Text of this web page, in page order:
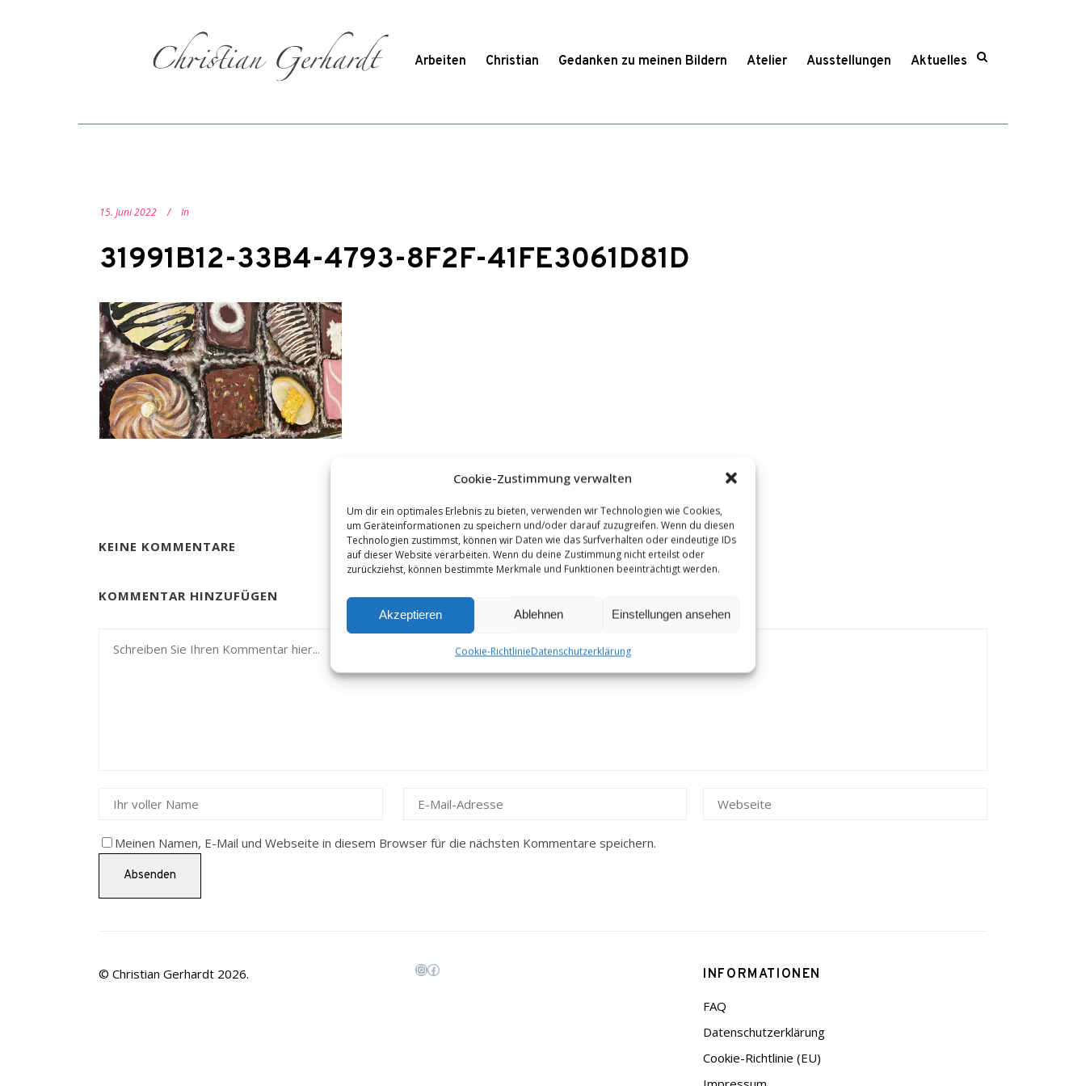
Cookie-Zustimmung verwalten
Um dir ein optimales Erlebnis zu bieten, verwenden wir Technologien wie Cookies,
um Geräteinformationen zu speichern und/oder darauf zuzugreifen. Wenn du diesen
Technologien zustimmst, können wir Daten wie das Surfverhalten oder eindeutige IDs
auf dieser Website verarbeiten. Wenn du deine Zustimmung nicht erteilst oder
zurückziehst, können bestimmte Merkmale und Funktionen beeinträchtigt werden.
Akzeptieren Ablehnen Einstellungen ansehen
Cookie-RichtlinieDatenschutzerklärung
Arbeiten Christian Gedanken zu meinen Bildern Atelier Ausstellungen Aktuelles
15. Juni 2022 In
31991B12-33B4-4793-8F2F-41FE3061D81D
KEINE KOMMENTARE
KOMMENTAR HINZUFÜGEN
Meinen Namen, E-Mail und Webseite in diesem Browser für die nächsten Kommentare speichern.
© Christian Gerhardt 2026. Instagram
Facebook
INFORMATIONEN
FAQ
Datenschutzerklärung
Cookie-Richtlinie (EU)